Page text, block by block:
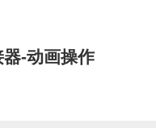
-动画操作